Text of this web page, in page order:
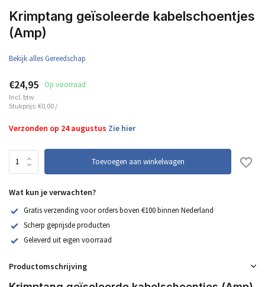
Krimptang geïsoleerde kabelschoentjes
(Amp)
Bekijk alles Gereedschap
€24,95 Op voorraad
Incl. btw
Stukprijs: €0,00 /
Verzonden op 24 augustus Zie hier
Toevoegen aan winkelwagen
Wat kun je verwachten?
Gratis verzending voor orders boven €100 binnen Nederland
Scherp geprijsde producten
Geleverd uit eigen voorraad
Productomschrijving